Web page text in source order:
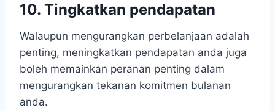
10. Tingkatkan pendapatan
Walaupun mengurangkan perbelanjaan adalah
penting, meningkatkan pendapatan anda juga
boleh memainkan peranan penting dalam
mengurangkan tekanan komitmen bulanan
anda.